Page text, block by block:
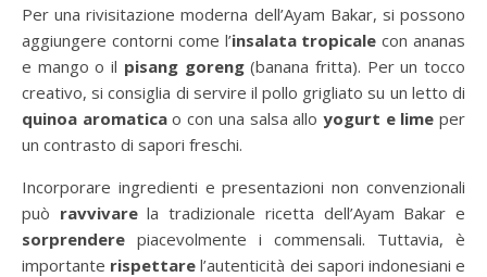
Per una rivisitazione moderna dell’Ayam Bakar, si possono
aggiungere contorni come l’insalata tropicale con ananas
e mango o il pisang goreng(banana fritta). Per un tocco
creativo, si consiglia di servire il pollo grigliato su un letto di
quinoa aromaticao con una salsa allo yogurt e lime per
un contrasto di sapori freschi.
Incorporare ingredienti e presentazioni non convenzionali
può ravvivarela tradizionale ricetta dell’Ayam Bakar e
sorprendere piacevolmente i commensali. Tuttavia, è
importante rispettare l’autenticità dei sapori indonesiani e